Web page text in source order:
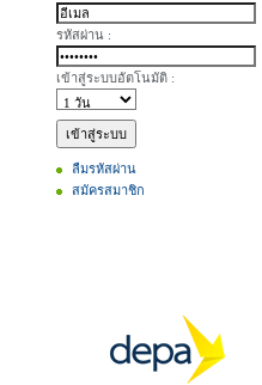
รหัสผ่าน :
เข้าสู่ระบบอัตโนมัติ :
ลืมรหัสผ่าน
สมัครสมาชิก